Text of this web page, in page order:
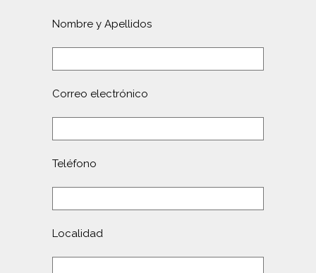
Nombre y Apellidos
Correo electrónico
Teléfono
Localidad